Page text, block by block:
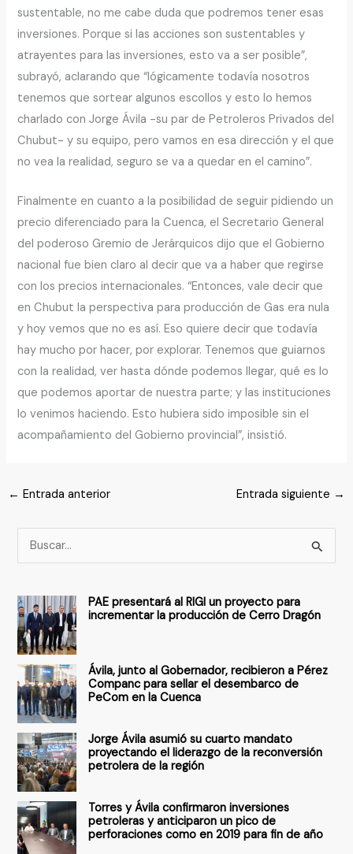
sustentable, no me cabe duda que podremos tener esas
inversiones. Porque si las acciones son sustentables y
atrayentes para las inversiones, esto va a ser posible”,
subrayó, aclarando que “lógicamente todavía nosotros
tenemos que sortear algunos escollos y esto lo hemos
charlado con Jorge Ávila -su par de Petroleros Privados del
Chubut- y su equipo, pero vamos en esa dirección y el que
no vea la realidad, seguro se va a quedar en el camino”.
Finalmente en cuanto a la posibilidad de seguir pidiendo un
precio diferenciado para la Cuenca, el Secretario General
del poderoso Gremio de Jerárquicos dijo que el Gobierno
nacional fue bien claro al decir que va a haber que regirse
con los precios internacionales. “Entonces, vale decir que
en Chubut la perspectiva para producción de Gas era nula
y hoy vemos que no es así. Eso quiere decir que todavía
hay mucho por hacer, por explorar. Tenemos que guiarnos
con la realidad, ver hasta dónde podemos llegar, qué es lo
que podemos aportar de nuestra parte; y las instituciones
lo venimos haciendo. Esto hubiera sido imposible sin el
acompañamiento del Gobierno provincial”, insistió.
← Entrada anterior Entrada siguiente →
u
c
a
r
o
r
:
PAE presentará al RIGI un proyecto para
incrementar la producción de Cerro Dragón
Ávila, junto al Gobernador, recibieron a Pérez
Companc para sellar el desembarco de
PeCom en la Cuenca
Jorge Ávila asumió su cuarto mandato
proyectando el liderazgo de la reconversión
petrolera de la región
Torres y Ávila confirmaron inversiones
petroleras y anticiparon un pico de
perforaciones como en 2019 para fin de año